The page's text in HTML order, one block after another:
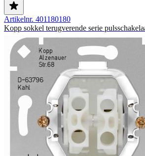
Artikelnr. 401180180
Kopp sokkel terugverende serie